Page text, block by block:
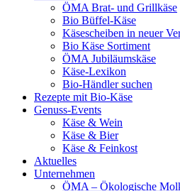
ÖMA Brat- und Grillkäse
Bio Büffel-Käse
Käsescheiben in neuer
Bio Käse Sortiment
ÖMA Jubiläumskäse
Käse-Lexikon
Bio-Händler suchen
Rezepte mit Bio-Käse
Genuss-Events
Käse & Wein
Käse & Bier
Käse & Feinkost
Aktuelles
Unternehmen
ÖMA – Ökologische